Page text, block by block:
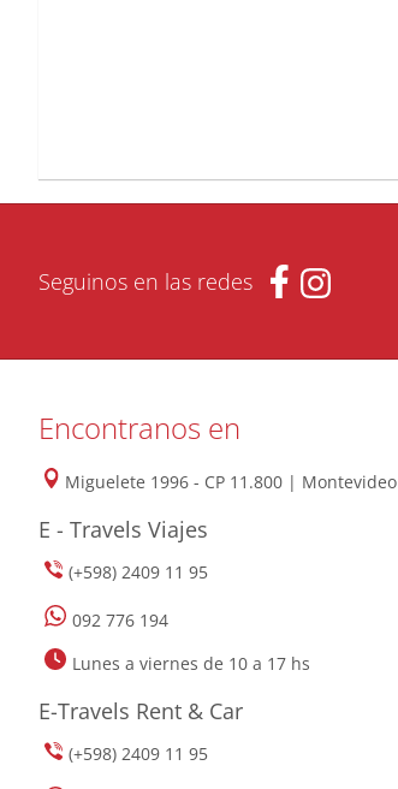
Seguinos en las redes
Encontranos en
Miguelete 1996 - CP 11.800 | Montevideo
E - Travels Viajes
(+598) 2409 11 95
092 776 194
Lunes a viernes de 10 a 17 hs
E-Travels Rent & Car
(+598) 2409 11 95